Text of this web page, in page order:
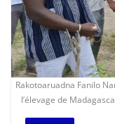
Rakotoaruadna Fanilo
l’élevage de